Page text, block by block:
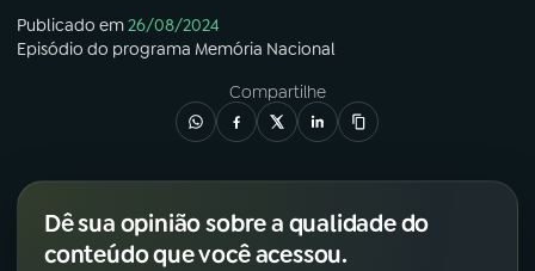
Publicado em26/08/2024
Episódio do programa Memória Nacional
Compartilhe
Dê sua opinião sobre a qualidade do
conteúdo que você acessou.